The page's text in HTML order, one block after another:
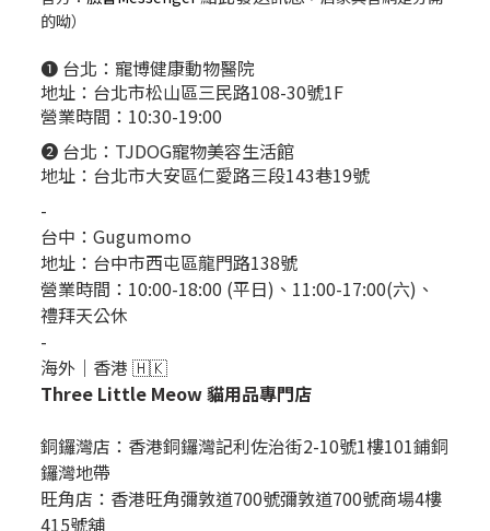
的呦）
❶ 台北： 寵博健康動物醫院
地址：台北市松山區三民路108-30號1F
營業時間：10:30-19:00
❷ 台北： TJDOG寵物美容生活館
地址：台北市大安區仁愛路三段143巷19號
-
台中： Gugumomo
地址： 台中市西屯區龍門路138號
營業時間：10:00-18:00 (平日)、11:00-17:00(六)、
禮拜天公休
-
海外｜香港 🇭🇰
Three Little Meow 貓用品專門店
銅鑼灣店： 香港銅鑼灣記利佐治街2-10號1樓101鋪銅
鑼灣地帶
旺角店：香港旺角彌敦道700號彌敦道700號商場4樓
415號舖